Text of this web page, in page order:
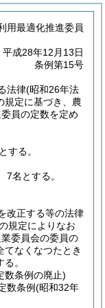
用最適化推進委員
平成28年12月13日
条例第15号
法律(昭和26年法
規定に基づき、農
員の定数を定め
する。
7名とする。
改正する等の法律
規定によりなお
委員会の委員の
てなくなつたとき
。
数条例の廃止)
数条例(昭和32年